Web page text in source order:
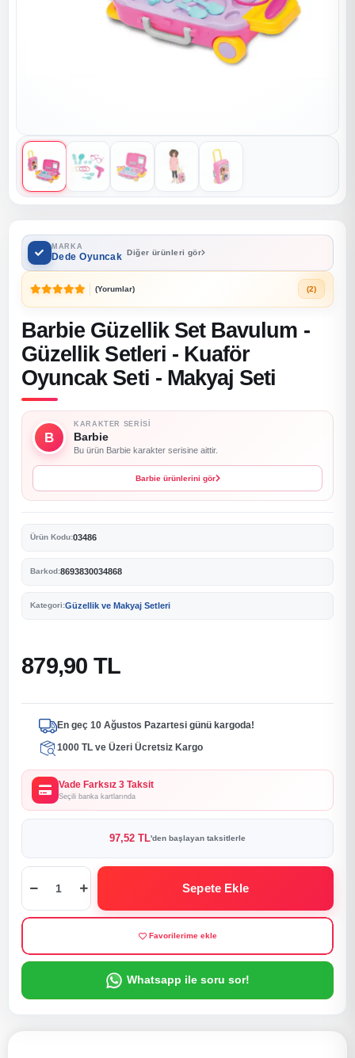
MARKA
Dede Oyuncak Diğer ürünleri gör
(Yorumlar) (2)
Barbie Güzellik Set Bavulum -
Güzellik Setleri - Kuaför
Oyuncak Seti - Makyaj Seti
B
KARAKTER SERISI
Barbie
Bu ürün Barbie karakter serisine aittir.
Barbie ürünlerini gör
Ürün Kodu:03486
Barkod:8693830034868
Kategori:Güzellik ve Makyaj Setleri
879,90 TL
En geç 10 Ağustos Pazartesi günü kargoda!
1000 TL ve Üzeri Ücretsiz Kargo
Vade Farksız 3 Taksit
Seçili banka kartlarında
97,52 TL'den başlayan taksitlerle
Sepete Ekle
Favorilerime ekle
Whatsapp ile soru sor!